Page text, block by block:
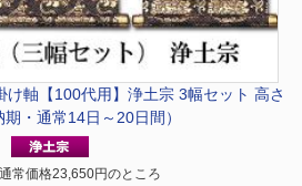
け軸【100代用】浄土宗 3幅セット 高さ
・通常14日～20日間）
常価格23,650円のところ